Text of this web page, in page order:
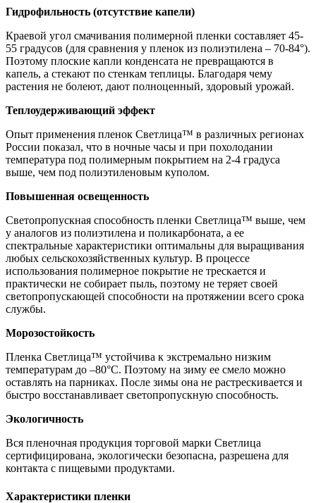
Гидрофильность (отсутствие капели)
Краевой угол смачивания полимерной пленки составляет 45-
55 градусов (для сравнения у пленок из полиэтилена – 70-84°).
Поэтому плоские капли конденсата не превращаются в
капель, а стекают по стенкам теплицы. Благодаря чему
растения не болеют, дают полноценный, здоровый урожай.
Теплоудерживающий эффект
Опыт применения пленок Светлица™ в различных регионах
России показал, что в ночные часы и при похолодании
температура под полимерным покрытием на 2-4 градуса
выше, чем под полиэтиленовым куполом.
Повышенная освещенность
Светопропускная способность пленки Светлица™ выше, чем
у аналогов из полиэтилена и поликарбоната, а ее
спектральные характеристики оптимальны для выращивания
любых сельскохозяйственных культур. В процессе
использования полимерное покрытие не трескается и
практически не собирает пыль, поэтому не теряет своей
светопропускающей способности на протяжении всего срока
службы.
Морозостойкость
Пленка Светлица™ устойчива к экстремально низким
температурам до –80°С. Поэтому на зиму ее смело можно
оставлять на парниках. После зимы она не растрескивается и
быстро восстанавливает светопропускную способность.
Экологичность
Вся пленочная продукция торговой марки Светлица
сертифицирована, экологически безопасна, разрешена для
контакта с пищевыми продуктами.
Характеристики пленки